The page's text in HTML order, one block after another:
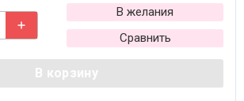
В желания
Сравнить
В корзину